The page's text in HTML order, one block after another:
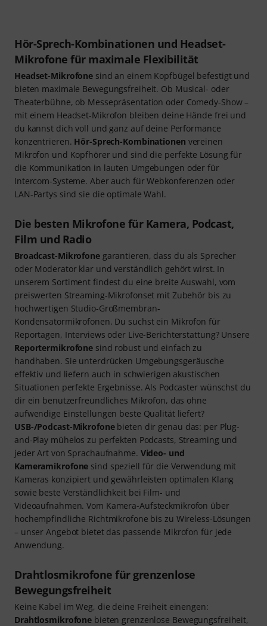
Hör-Sprech-Kombinationen und Headset-
Mikrofone für maximale Flexibilität
Headset-Mikrofone sind an einem Kopfbügel befestigt und
bieten maximale Bewegungsfreiheit. Ob Musical- oder
Theaterbühne, ob Messepräsentation oder Comedy-Show –
mit einem Headset-Mikrofon bleiben deine Hände frei und
du kannst dich voll und ganz auf deine Performance
konzentrieren. Hör-Sprech-Kombinationen vereinen
Mikrofon und Kopfhörer und sind die perfekte Lösung für
die Kommunikation in lauten Umgebungen oder für
Intercom-Systeme. Aber auch für Webkonferenzen oder
LAN-Partys sind sie die optimale Wahl.
Die besten Mikrofone für Kamera, Podcast,
Film und Radio
Broadcast-Mikrofonegarantieren, dass du als Sprecher
oder Moderator klar und verständlich gehört wirst. In
unserem Sortiment findest du eine breite Auswahl, vom
preiswerten Streaming-Mikrofonset mit Zubehör bis zu
hochwertigen Studio-Großmembran-
Kondensatormikrofonen. Du suchst ein Mikrofon für
Reportagen, Interviews oder Live-Berichterstattung? Unsere
Reportermikrofone sind robust und einfach zu
handhaben. Sie unterdrücken Umgebungsgeräusche
effektiv und liefern auch in schwierigen akustischen
Situationen perfekte Ergebnisse. Als Podcaster wünschst du
dir ein benutzerfreundliches Mikrofon, das ohne
aufwendige Einstellungen beste Qualität liefert?
USB-/Podcast-Mikrofonebieten dir genau das: per Plug-
and-Play mühelos zu perfekten Podcasts, Streaming und
jeder Art von Sprachaufnahme. Video- und
Kameramikrofone sind speziell für die Verwendung mit
Kameras konzipiert und gewährleisten optimalen Klang
sowie beste Verständlichkeit bei Film- und
Videoaufnahmen. Vom Kamera-Aufsteckmikrofon über
hochempfindliche Richtmikrofone bis zu Wireless-Lösungen
– unser Angebot bietet das passende Mikrofon für jede
Anwendung.
Drahtlosmikrofone für grenzenlose
Bewegungsfreiheit
Keine Kabel im Weg, die deine Freiheit einengen:
Drahtlosmikrofone bieten grenzenlose Bewegungsfreiheit,